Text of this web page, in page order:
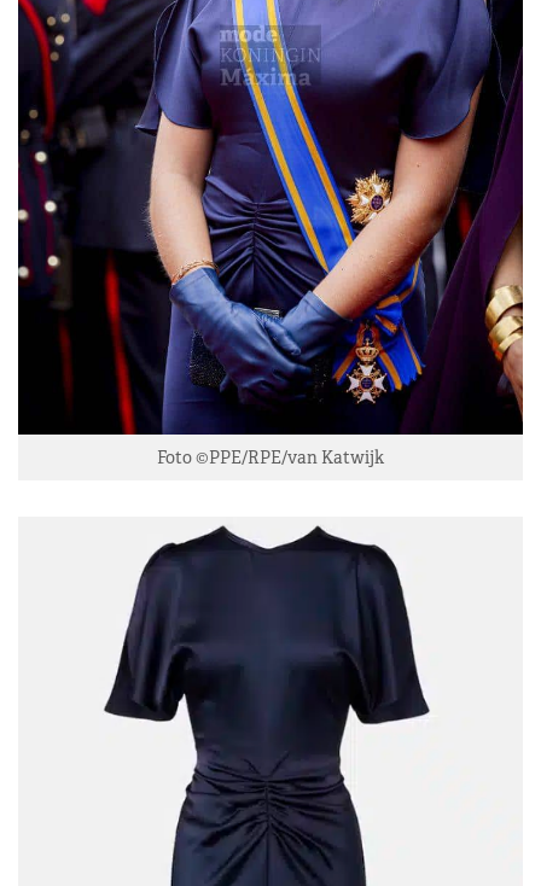
Foto ©PPE/RPE/van Katwijk